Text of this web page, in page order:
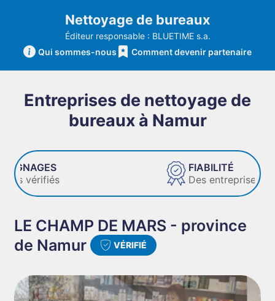
Nettoyage de bureaux
Éditeur responsable : BLUETIME s.a.
Qui sommes-nous
Comment devenir partenaire
Entreprises de nettoyage de
bureaux à Namur
Des entreprises de confiance
LE CHAMP DE MARS - province
de Namur
VÉRIFIÉ